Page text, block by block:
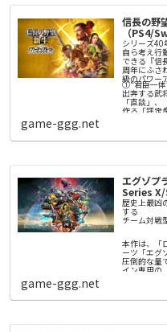
■ゲームの
〇機械の少
「家族」と
そんな少
強さを感じ
〇戦いの舞
本作は戦い
の世界を行
「エデン」
めるほか、
ムなど、未
「箱庭」で
ばれるキャ
〇爽快感＆
エデンでは
に切り替え
戦闘時には
あるコン
敵を倒すこ
従える事が
更には「
レイヤーの
ます。
信長の野
（PS4/
シリーズ40
自ら考え行
できる『信
周年にふさ
級のパワー
①“君臣一体
出奔する武
「直談」
作る「評定
にとどまら
③勢力ごと
勢力を特
割を決め拠
や、新たな
の戦略を実
④定番の各
シナリオや
アップ。さ
game-ggg.net
エグゾプ
Series X/
歴史上最凶
する
チーム対戦
本作は、「
ーツ「エグ
圧倒的な量
イン専用の
メインモ
恐竜災害が
game-ggg.net